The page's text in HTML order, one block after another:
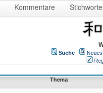
Kommentare Stichworte
Suche
Thema